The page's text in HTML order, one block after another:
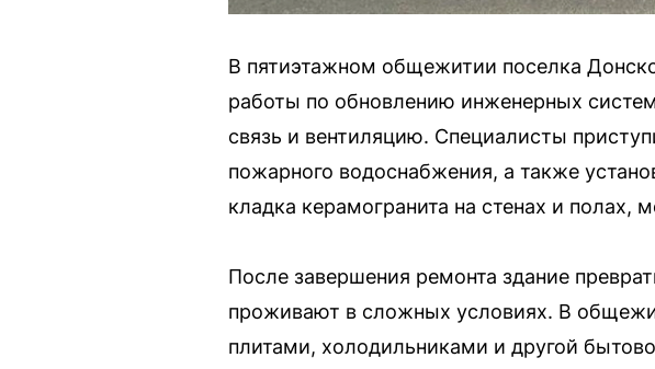
В пятиэтажном общежитии поселка
работы по обновлению инженерных
связь и вентиляцию. Специалисты
пожарного водоснабжения, а также
кладка керамогранита на стенах и полах,
После завершения ремонта здание
проживают в сложных условиях. В
плитами, холодильниками и другой